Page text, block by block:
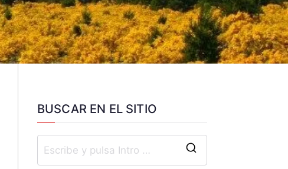
BUSCAR EN EL SITIO